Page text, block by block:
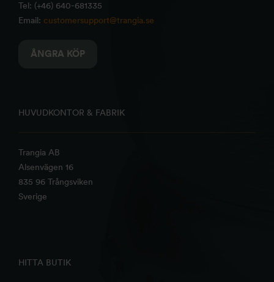
Tel: (+46) 640-681335
Email: customersupport@trangia.se
ÅNGRA KÖP
HUVUDKONTOR & FABRIK
Trangia AB
Alsenvägen 16
835 96 Trångsviken
Sverige
HITTA BUTIK